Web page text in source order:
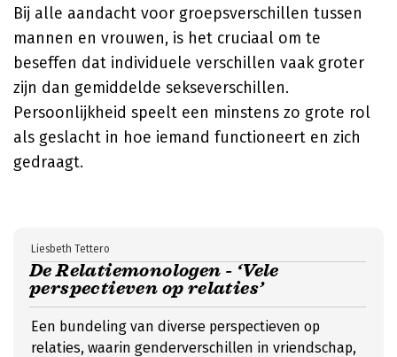
Bij alle aandacht voor groepsverschillen tussen
mannen en vrouwen, is het cruciaal om te
beseffen dat individuele verschillen vaak groter
zijn dan gemiddelde sekseverschillen.
Persoonlijkheid speelt een minstens zo grote rol
als geslacht in hoe iemand functioneert en zich
gedraagt.
De Relatiemonologen - ‘Vele
perspectieven op relaties’
Liesbeth Tettero
Een bundeling van diverse perspectieven op
relaties, waarin genderverschillen in vriendschap,